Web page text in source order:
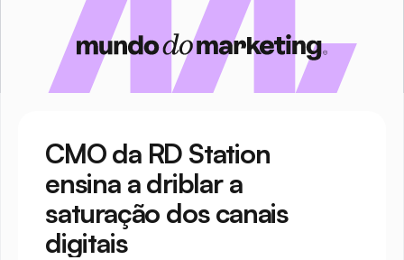
CMO da RD Station
ensina a driblar a
saturação dos canais
digitais